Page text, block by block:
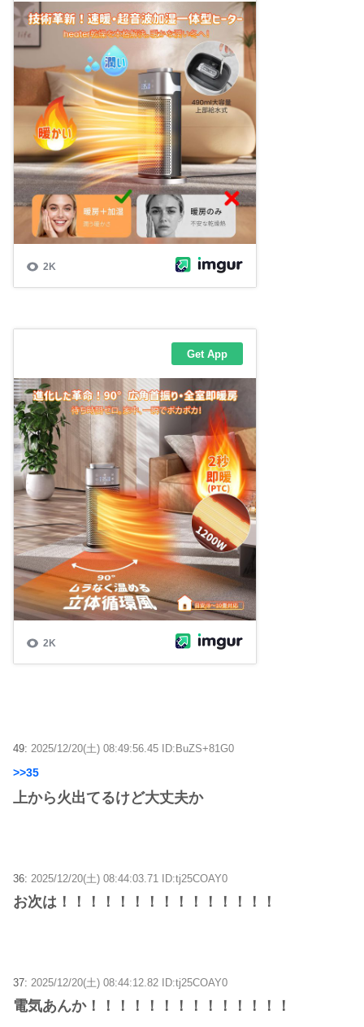
49: 2025/12/20(土) 08:49:56.45 ID:BuZS+81G0
>>35
上から火出てるけど大丈夫か
36: 2025/12/20(土) 08:44:03.71 ID:tj25COAY0
お次は！！！！！！！！！！！！！！！
37: 2025/12/20(土) 08:44:12.82 ID:tj25COAY0
電気あんか！！！！！！！！！！！！！！